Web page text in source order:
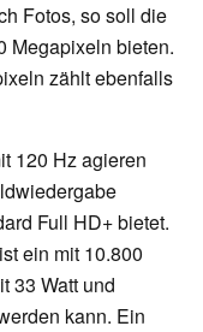
Fotos, so soll die
Megapixeln bieten.
zählt ebenfalls
120 Hz agieren
Full HD+ bietet.
ein mit 10.800
33 Watt und
kann. Ein